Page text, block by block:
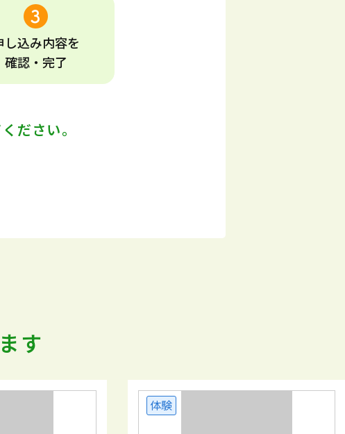
し込み内容を
確認・完了
ださい。
す
体験